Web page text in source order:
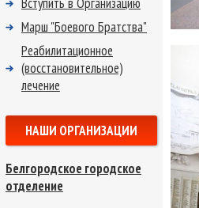
Марш "Боевого Братства"
Реабилитационное
(восстановительное)
лечение
НАШИ ОРГАНИЗАЦИИ
Белгородское городское
отделение